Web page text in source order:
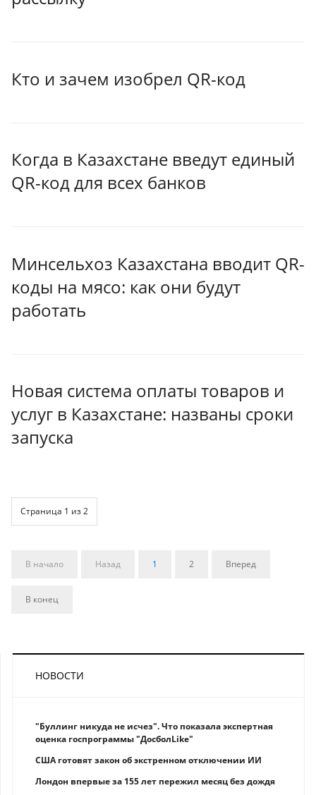
Кто и зачем изобрел QR-код
Когда в Казахстане введут единый
QR-код для всех банков
Минсельхоз Казахстана вводит QR-
коды на мясо: как они будут
работать
Новая система оплаты товаров и
услуг в Казахстане: названы сроки
запуска
Страница 1 из 2
В начало Назад 1 2 Вперед
В конец
НОВОСТИ
"Буллинг никуда не исчез". Что показала экспертная
оценка госпрограммы "ДосболLike"
США готовят закон об экстренном отключении ИИ
Лондон впервые за 155 лет пережил месяц без дождя